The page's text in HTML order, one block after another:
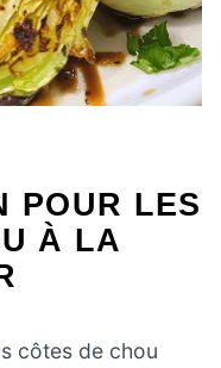
POUR LES
À LA
côtes de chou